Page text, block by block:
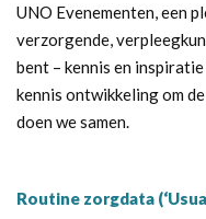
UNO Evenementen, een
verzorgende,
bent – kennis en
kennis ontwikkeling om
doen we samen.
Routine zorgdata